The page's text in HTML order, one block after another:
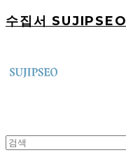
수집서 SUJIPSEO